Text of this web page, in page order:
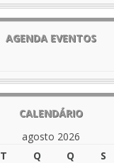
AGENDA EVENTOS
CALENDÁRIO
agosto 2026
T Q Q S